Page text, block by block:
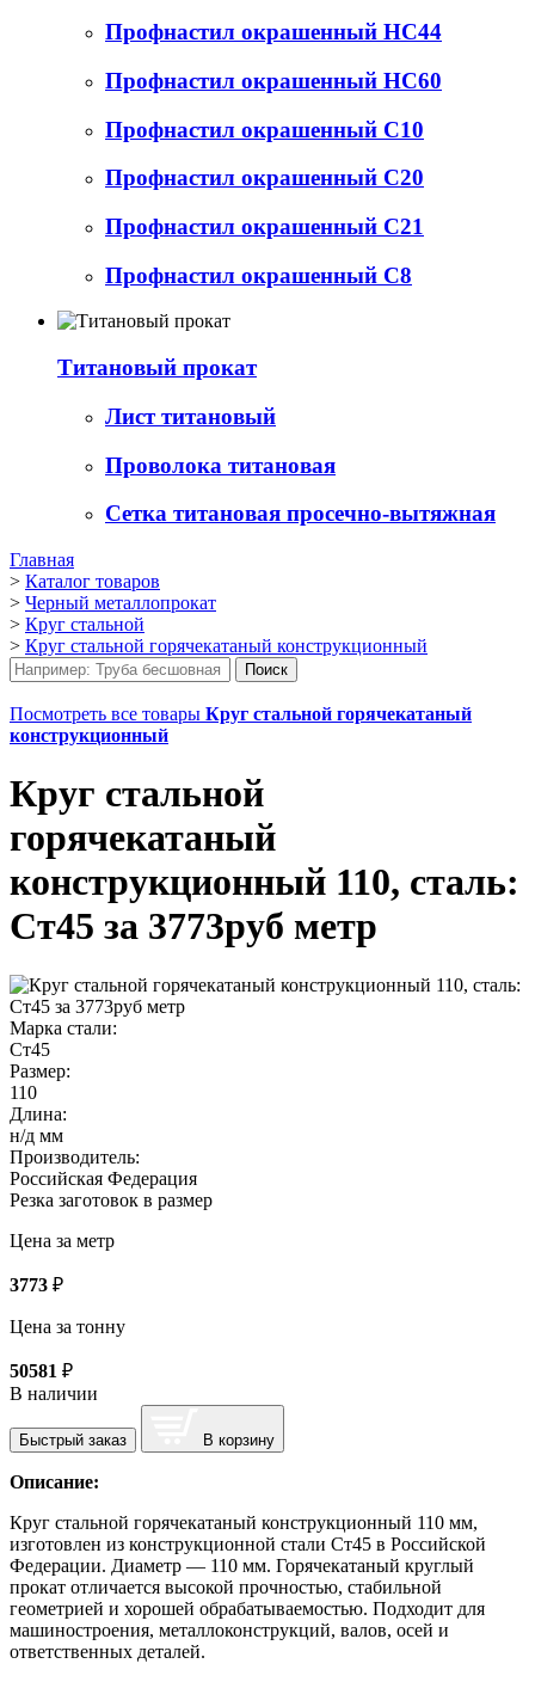
Профнастил окрашенный НС44
Профнастил окрашенный НС60
Профнастил окрашенный С10
Профнастил окрашенный С20
Профнастил окрашенный С21
Профнастил окрашенный С8
Титановый прокат
Лист титановый
Проволока титановая
Сетка титановая просечно-вытяжная
Главная
> Каталог товаров
> Черный металлопрокат
> Круг стальной
> Круг стальной горячекатаный конструкционный
Посмотреть все товары Круг стальной горячекатаный
конструкционный
Круг стальной
горячекатаный
конструкционный 110, сталь:
Ст45 за 3773руб метр
Марка стали:
Ст45
Размер:
110
Длина:
н/д мм
Производитель:
Российская Федерация
Резка заготовок в размер
Цена за метр
3773 ₽
Цена за тонну
50581 ₽
В наличии
Быстрый заказ В корзину
Описание:
Круг стальной горячекатаный конструкционный 110 мм,
изготовлен из конструкционной стали Ст45 в Российской
Федерации. Диаметр — 110 мм. Горячекатаный круглый
прокат отличается высокой прочностью, стабильной
геометрией и хорошей обрабатываемостью. Подходит для
машиностроения, металлоконструкций, валов, осей и
ответственных деталей.